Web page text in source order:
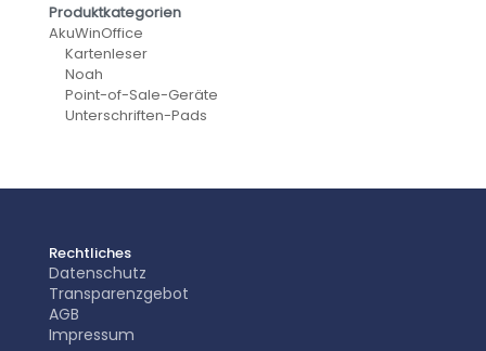
Produktkategorien
AkuWinOffice
Kartenleser
Noah
Point-of-Sale-Geräte
Unterschriften-Pads
Rechtliches
Datenschutz
Transparenzgebot
AGB
Impressum